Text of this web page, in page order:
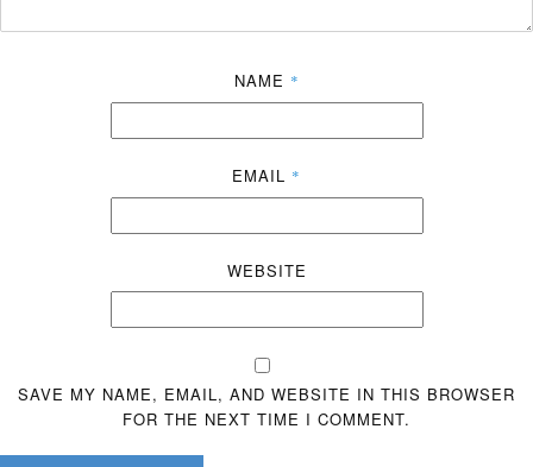
NAME *
EMAIL *
WEBSITE
SAVE MY NAME, EMAIL, AND WEBSITE IN THIS BROWSER
FOR THE NEXT TIME I COMMENT.